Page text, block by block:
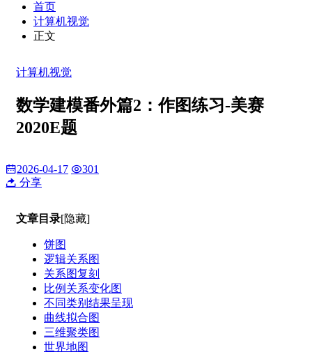
首页
计算机视觉
正文
计算机视觉
数学建模番外篇2：作图练习-美赛
2020E题
2026-04-17
301
分享
文章目录[隐藏]
饼图
逻辑关系图
关系图复刻
比例关系变化图
不同类别结果呈现
曲线拟合图
三维聚类图
世界地图